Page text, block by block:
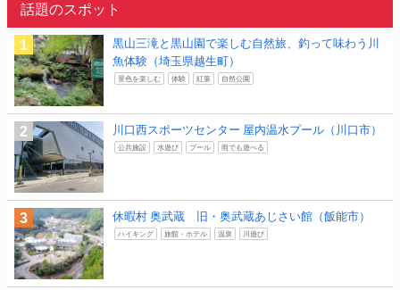
話題のスポット
黒山三滝と黒山園で楽しむ自然旅、釣って味わう川
魚体験（埼玉県越生町）
景色を楽しむ 体験 紅葉 自然公園
川口西スポーツセンター 屋内温水プール（川口市）
公共施設 水遊び プール 雨でも遊べる
休暇村 奥武蔵 旧・奥武蔵あじさい館（飯能市）
ハイキング 旅館・ホテル 温泉 川遊び